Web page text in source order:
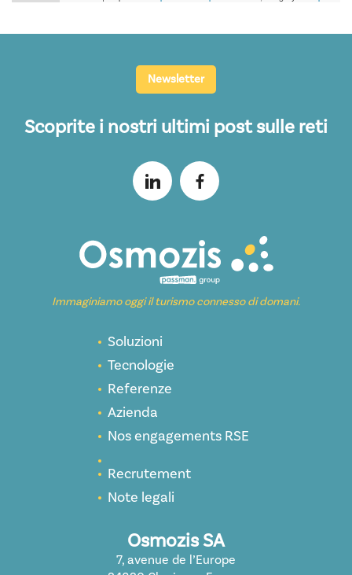
Newsletter
Scoprite i nostri ultimi post sulle reti
Immaginiamo oggi il turismo connesso di domani.
Soluzioni
Tecnologie
Referenze
Azienda
Nos engagements RSE
Recrutement
Note legali
Osmozis SA
7, avenue de l’Europe